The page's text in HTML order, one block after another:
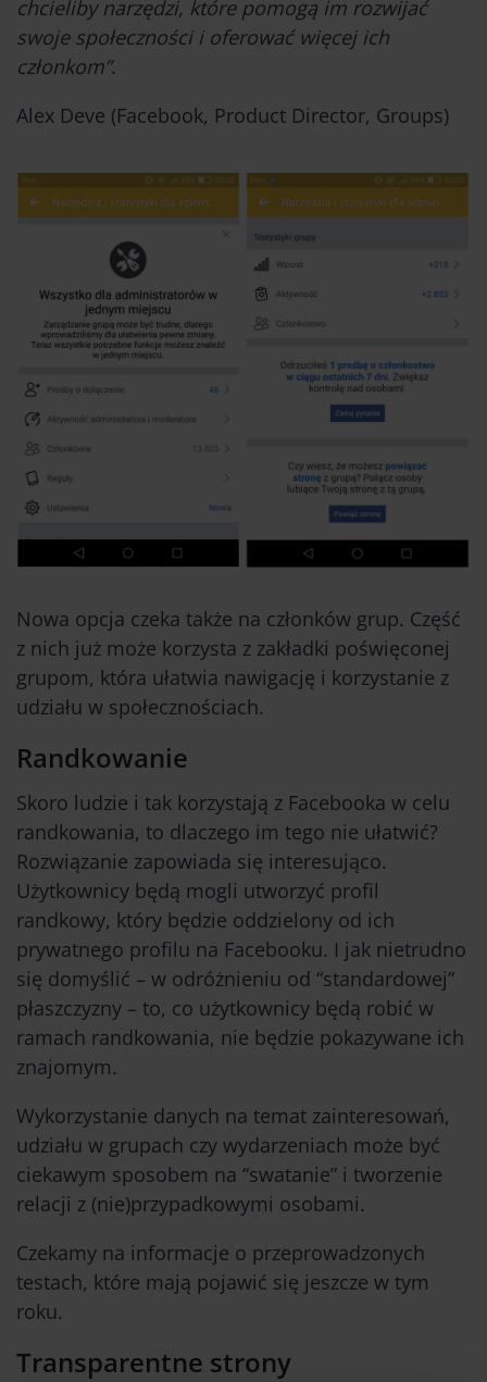
chcieliby narzędzi, które pomogą im rozwijać
swoje społeczności i oferować więcej ich
członkom”.
Alex Deve (Facebook, Product Director, Groups)
Nowa opcja czeka także na członków grup. Część
z nich już może korzysta z zakładki poświęconej
grupom, która ułatwia nawigację i korzystanie z
udziału w społecznościach.
Randkowanie
Skoro ludzie i tak korzystają z Facebooka w celu
randkowania, to dlaczego im tego nie ułatwić?
Rozwiązanie zapowiada się interesująco.
Użytkownicy będą mogli utworzyć profil
randkowy, który będzie oddzielony od ich
prywatnego profilu na Facebooku. I jak nietrudno
się domyślić – w odróżnieniu od “standardowej”
płaszczyzny – to, co użytkownicy będą robić w
ramach randkowania, nie będzie pokazywane ich
znajomym.
Wykorzystanie danych na temat zainteresowań,
udziału w grupach czy wydarzeniach może być
ciekawym sposobem na “swatanie” i tworzenie
relacji z (nie)przypadkowymi osobami.
Czekamy na informacje o przeprowadzonych
testach, które mają pojawić się jeszcze w tym
roku.
Transparentne strony